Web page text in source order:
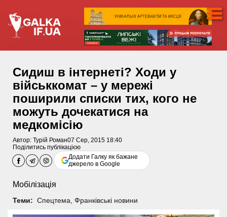
Сидиш в інтернеті? Ходи у
військкомат – у мережі
поширили списки тих, кого не
можуть дочекатися на
медкомісію
Автор: Турій Роман07 Сер, 2015 18:40
Поділитись публікацією
Додати Галку як бажане
джерело в Google
Мобілізація
Теми: Спецтема Франківські новини